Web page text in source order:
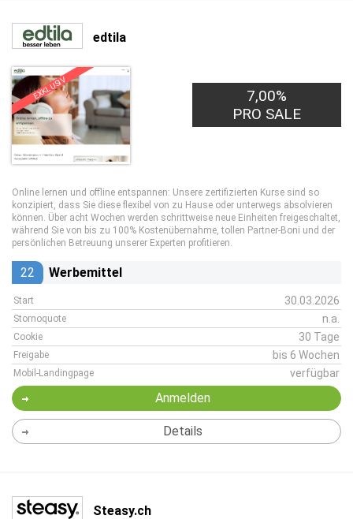
edtila
EXKLUSIV
7,00%
PRO SALE
Online lernen und offline entspannen: Unsere zertifizierten Kurse sind so
konzipiert, dass Sie diese flexibel von zu Hause oder unterwegs absolvieren
können. Über acht Wochen werden schrittweise neue Einheiten freigeschaltet,
während Sie von bis zu 100% Kostenübernahme, tollen Partner-Boni und der
persönlichen Betreuung unserer Experten profitieren.
22 Werbemittel
Start 30.03.2026
Stornoquote n.a.
Cookie 30 Tage
Freigabe bis 6 Wochen
Mobil-Landingpage verfügbar
Anmelden
Details
Steasy.ch